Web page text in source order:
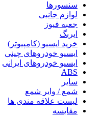
سنسورها
لوازم جانبی
جعبه فیوز
ایربگ
خرید ایسیو (کامپیوتر)
ایسیو خودروهای چینی
ایسیو خودروهای ایرانی
ABS
سایر
شمع / وایر شمع
لیست علاقه مندی ها
مقایسه